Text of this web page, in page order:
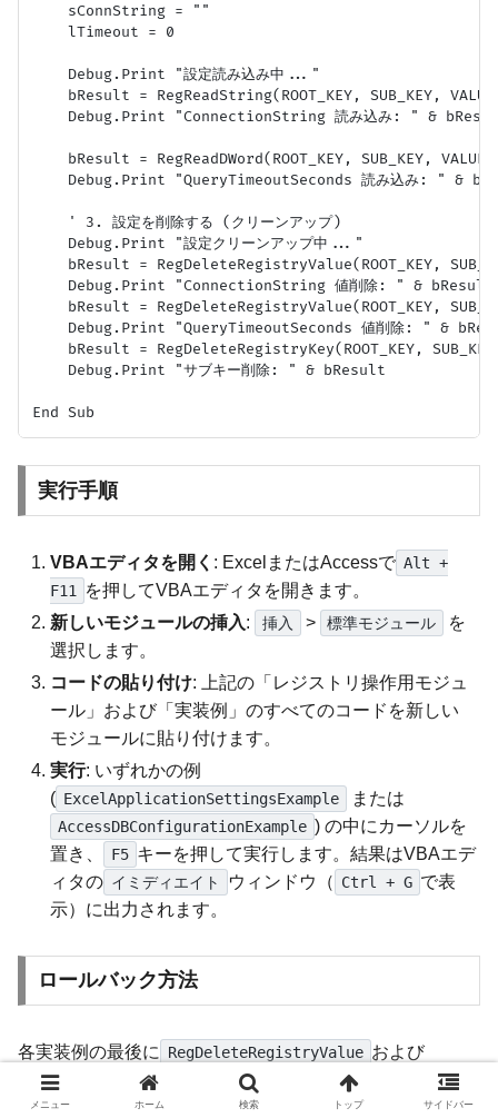
実行手順
VBAエディタを開く : ExcelまたはAccessで Alt +
F11
を押してVBAエディタを開きます。
新しいモジュールの挿入: 挿入 > 標準モジュール
を
選択します。
コードの貼り付け: 上記の「レジストリ操作用モジュ
ール」および「実装例」のすべてのコードを新しい
モジュールに貼り付けます。
実行: いずれかの例
( ExcelApplicationSettingsExample または
AccessDBConfigurationExample ) の中にカーソルを
置き、
F5 キーを押して実行します。結果はVBAエデ
ィタの イミディエイト ウィンドウ（ Ctrl + G で表
示）に出力されます。
ロールバック方法
各実装例の最後に RegDeleteRegistryValue および
RegDeleteRegistryKey
を呼び出すコードが含まれてお
り、実行すると作成されたレジストリエントリが自動的に
メニュー ホーム 検索 トップ サイドバー